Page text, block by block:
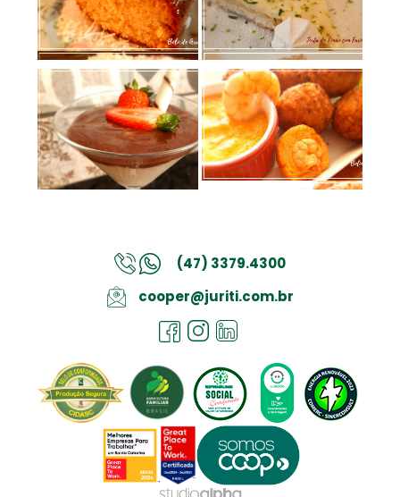
Farinha de Arroz
Farinha de Arroz
Sobremesa de Arroz
Buriti Agulhinha
Branco de Prestigio
Bolinho de Arroz Buriti
com Camarão
(47) 3379.4300
cooper@juriti.com.br